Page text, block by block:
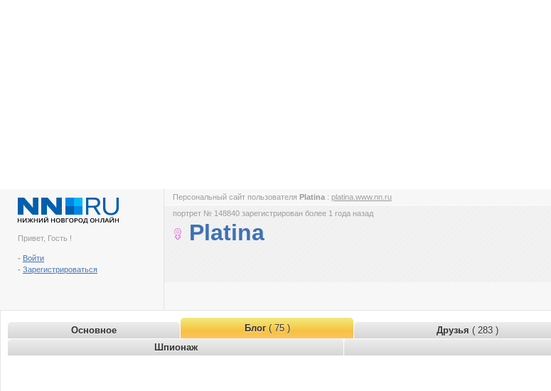
Привет, Гость !
- Войти
- Зарегистрироваться
Персональный сайт пользователя Platina : platina.www.nn.ru
портрет № 148840 зарегистрирован более 1 года назад
Platina
Основное Блог( 75 ) Друзья ( 283 )
Шпионаж